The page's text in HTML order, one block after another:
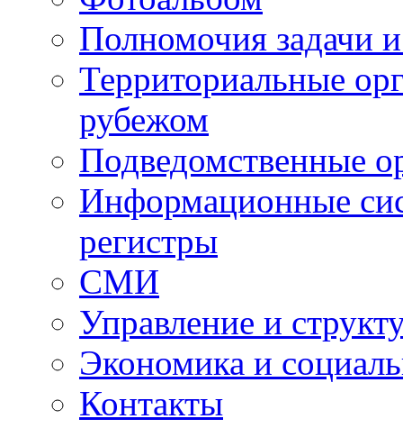
Полномочия задачи
Территориальные
рубежом
Подведомственные
Информационные
регистры
СМИ
Управление и
Экономика и
Контакты